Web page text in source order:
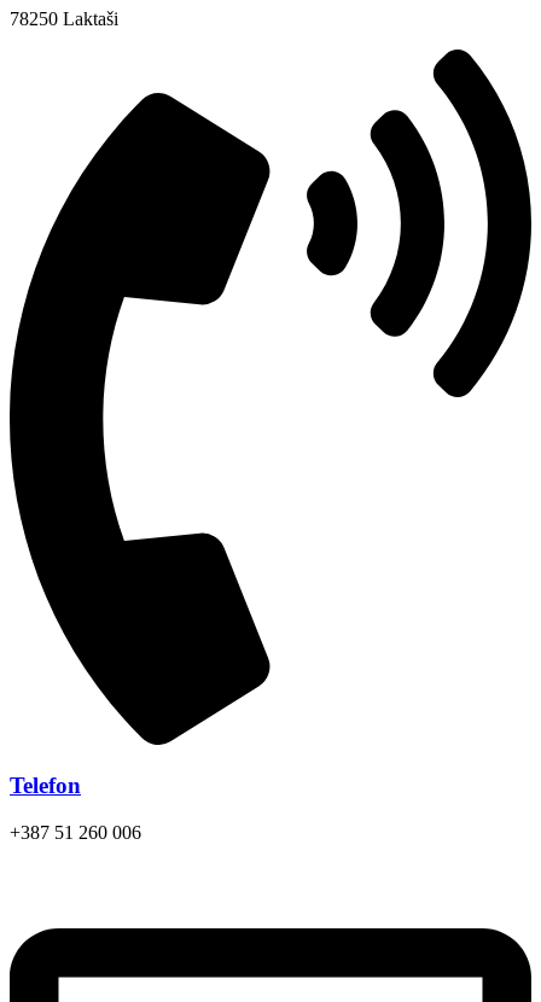
78250 Laktaši
Telefon
+387 51 260 006